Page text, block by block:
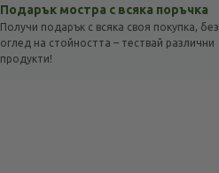
Подарък мостра с всяка поръчка
Получи подарък с всяка своя покупка, без
оглед на стойността – тествай различни
продукти!